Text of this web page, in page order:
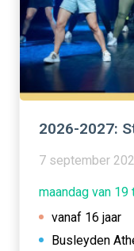
2026-2027:
7 september
maandag van 19
vanaf 16 jaar
Busleyden